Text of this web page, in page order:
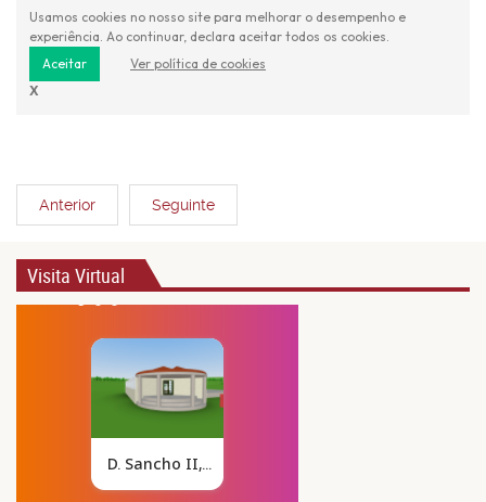
Anterior Seguinte
Visita Virtual